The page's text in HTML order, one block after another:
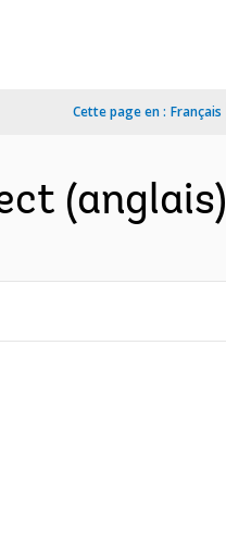
Cette page en : Français
(anglais)